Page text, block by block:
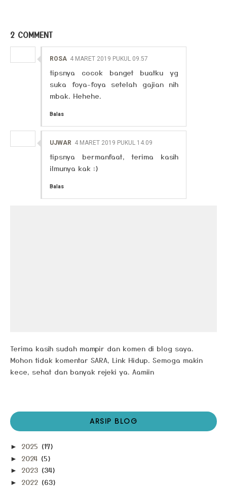
2 COMMENT
ROSA 4 MARET 2019 PUKUL 09.57
tipsnya cocok banget buatku yg
suka foya-foya setelah gajian nih
mbak. Hehehe.
Balas
UJWAR 4 MARET 2019 PUKUL 14.09
tipsnya bermanfaat, terima kasih
ilmunya kak :)
Balas
Terima kasih sudah mampir dan komen di blog saya.
Mohon tidak komentar SARA, Link Hidup. Semoga makin
kece, sehat dan banyak rejeki ya. Aamiin
ARSIP BLOG
► 2025 (17)
► 2024 (5)
► 2023 (34)
► 2022 (63)